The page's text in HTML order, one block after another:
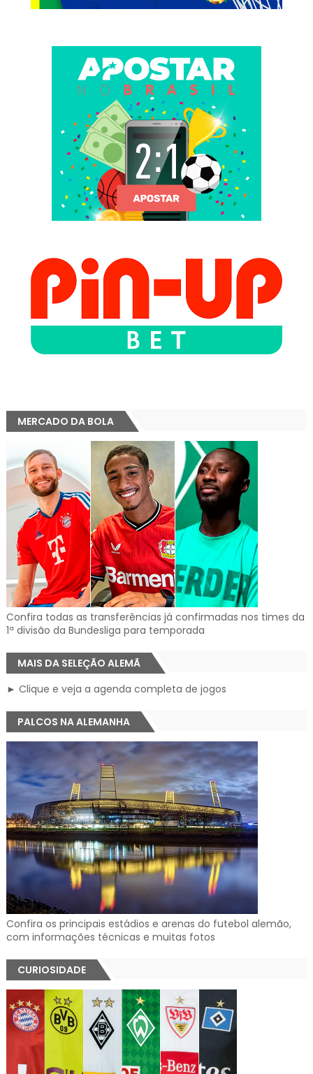
MERCADO DA BOLA
Confira todas as transferências já confirmadas nos times da
1ª divisão da Bundesliga para temporada
MAIS DA SELEÇÃO ALEMÃ
► Clique e veja a agenda completa de jogos
PALCOS NA ALEMANHA
Confira os principais estádios e arenas do futebol alemão,
com informações técnicas e muitas fotos
CURIOSIDADE